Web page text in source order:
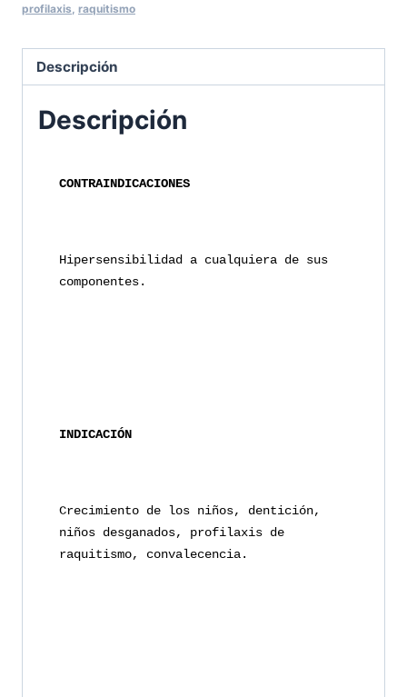
PACK
profilaxis raquitismo
Descripción
Descripción
CONTRAINDICACIONES
Hipersensibilidad a cualquiera de sus
componentes.
INDICACIÓN
Crecimiento de los niños, dentición,
niños desganados, profilaxis de
raquitismo, convalecencia.